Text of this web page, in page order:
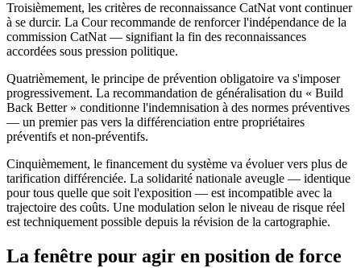
Troisièmement, les critères de reconnaissance CatNat vont continuer
à se durcir. La Cour recommande de renforcer l'indépendance de la
commission CatNat — signifiant la fin des reconnaissances
accordées sous pression politique.
Quatrièmement, le principe de prévention obligatoire va s'imposer
progressivement. La recommandation de généralisation du « Build
Back Better » conditionne l'indemnisation à des normes préventives
— un premier pas vers la différenciation entre propriétaires
préventifs et non-préventifs.
Cinquièmement, le financement du système va évoluer vers plus de
tarification différenciée. La solidarité nationale aveugle — identique
pour tous quelle que soit l'exposition — est incompatible avec la
trajectoire des coûts. Une modulation selon le niveau de risque réel
est techniquement possible depuis la révision de la cartographie.
La fenêtre pour agir en position de force